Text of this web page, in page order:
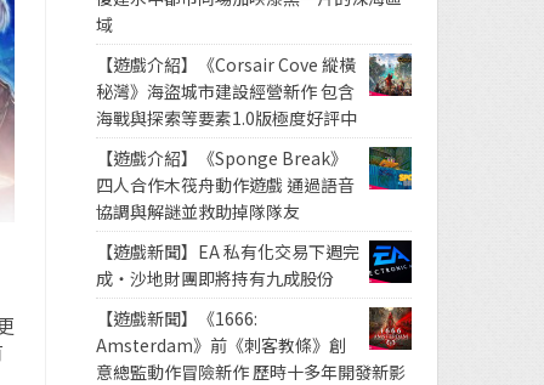
域
【遊戲介紹】《Corsair Cove 縱橫
秘灣》海盜城市建設經營新作 包含
海戰與探索等要素1.0版極度好評中
【遊戲介紹】《Sponge Break》
四人合作木筏舟動作遊戲 通過語音
協調與解謎並救助掉隊隊友
【遊戲新聞】EA 私有化交易下週完
成・沙地財團即將持有九成股份
【遊戲新聞】《1666:
Amsterdam》前《刺客教條》創
意總監動作冒險新作 歷時十多年開發新影